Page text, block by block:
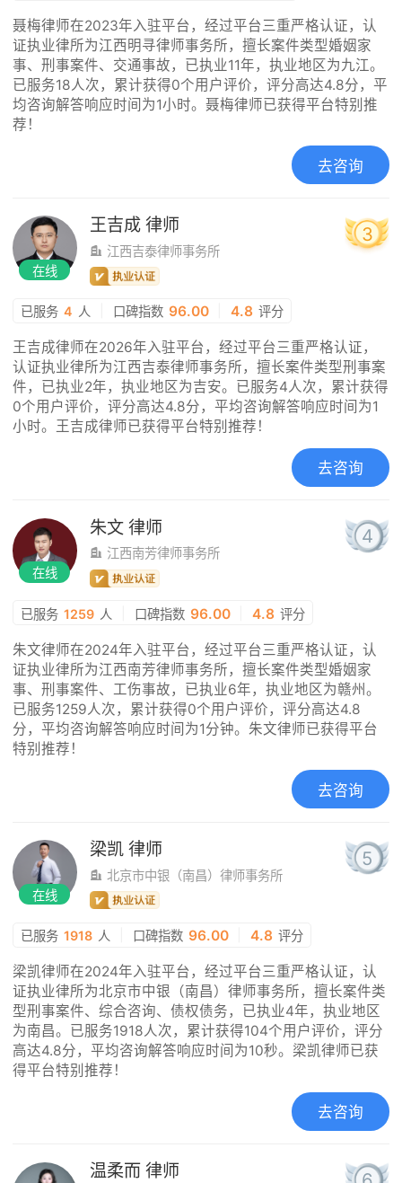
聂梅律师在2023年入驻平台，经过平台三重严格认证，认
证执业律所为江西明寻律师事务所，擅长案件类型婚姻家
事、刑事案件、交通事故，已执业11年，执业地区为九江。
已服务18人次，累计获得0个用户评价，评分高达4.8分，平
均咨询解答响应时间为1小时。聂梅律师已获得平台特别推
荐！
去咨询
在线
王吉成 律师
江西吉泰律师事务所
3
已服务 4 人 口碑指数 96.00 4.8 评分
王吉成律师在2026年入驻平台，经过平台三重严格认证，
认证执业律所为江西吉泰律师事务所，擅长案件类型刑事案
件，已执业2年，执业地区为吉安。已服务4人次，累计获得
0个用户评价，评分高达4.8分，平均咨询解答响应时间为1
小时。王吉成律师已获得平台特别推荐！
去咨询
在线
朱文 律师
江西南芳律师事务所
4
已服务 1259 人 口碑指数 96.00 4.8 评分
朱文律师在2024年入驻平台，经过平台三重严格认证，认
证执业律所为江西南芳律师事务所，擅长案件类型婚姻家
事、刑事案件、工伤事故，已执业6年，执业地区为赣州。
已服务1259人次，累计获得0个用户评价，评分高达4.8
分，平均咨询解答响应时间为1分钟。朱文律师已获得平台
特别推荐！
去咨询
在线
梁凯 律师
北京市中银（南昌）律师事务所
5
已服务 1918 人 口碑指数 96.00 4.8 评分
梁凯律师在2024年入驻平台，经过平台三重严格认证，认
证执业律所为北京市中银（南昌）律师事务所，擅长案件类
型刑事案件、综合咨询、债权债务，已执业4年，执业地区
为南昌。已服务1918人次，累计获得104个用户评价，评分
高达4.8分，平均咨询解答响应时间为10秒。梁凯律师已获
得平台特别推荐！
去咨询
温柔而 律师